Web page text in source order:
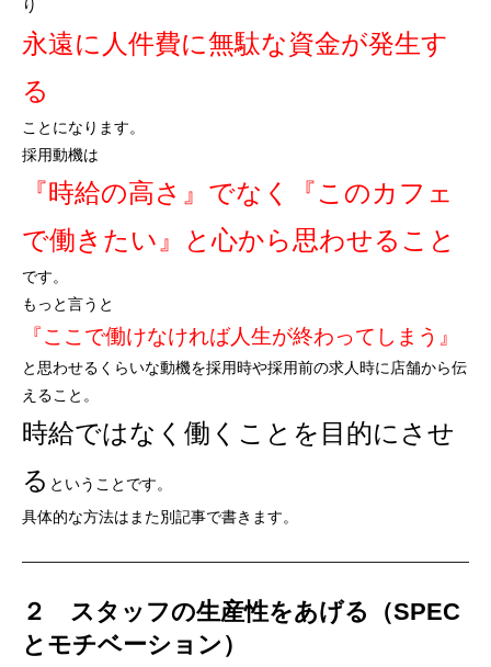
り
永遠に人件費に無駄な資金が発生す
る
ことになります。
採用動機は
『時給の高さ』でなく『このカフェ
で働きたい』と心から思わせること
です。
もっと言うと
『ここで働けなければ人生が終わってしまう』
と思わせるくらいな動機を採用時や採用前の求人時に店舗から伝
えること。
時給ではなく働くことを目的にさせ
る ということです。
具体的な方法はまた別記事で書きます。
２ スタッフの生産性をあげる（SPEC
とモチベーション）